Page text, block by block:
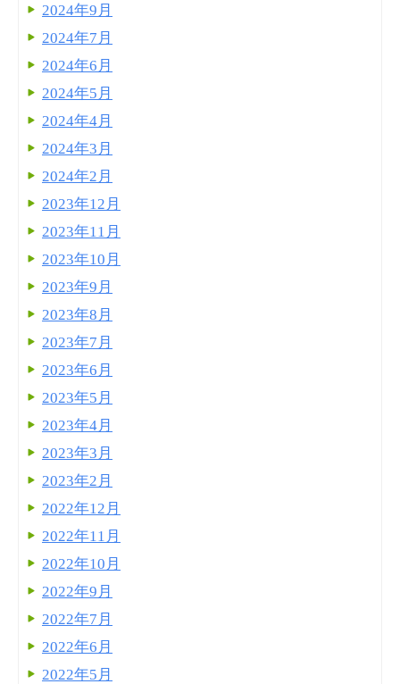
2024年9月
2024年7月
2024年6月
2024年5月
2024年4月
2024年3月
2024年2月
2023年12月
2023年11月
2023年10月
2023年9月
2023年8月
2023年7月
2023年6月
2023年5月
2023年4月
2023年3月
2023年2月
2022年12月
2022年11月
2022年10月
2022年9月
2022年7月
2022年6月
2022年5月